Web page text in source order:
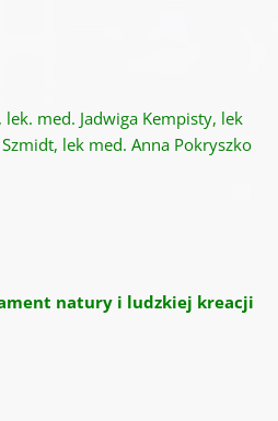
med. Jadwiga Kempisty, lek
lek med. Anna Pokryszko
natury i ludzkiej kreacji